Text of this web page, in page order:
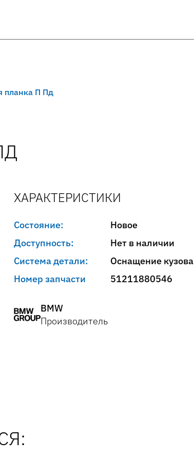
планка П Пд
ХАРАКТЕРИСТИКИ
Состояние:
Новое
Доступность:
Нет в наличии
Система детали:
Оснащение кузова
Номер запчасти
51211880546
BMW
Производитель